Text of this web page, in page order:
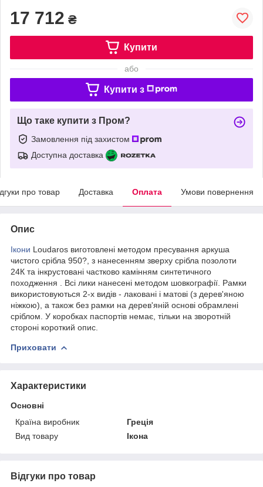
17 712 ₴
Купити
або
Купити з
Що таке купити з Пром?
Замовлення під захистом
Доступна доставка
про товар Доставка Оплата Умови повернення
Опис
Ікони Loudaros виготовлені методом пресування аркуша
чистого срібла 950?, з нанесенням зверху срібла позолоти
24К та інкрустовані частково камінням синтетичного
походження . Всі лики нанесені методом шовкографії. Рамки
використовуються 2-х видів - лаковані і матові (з дерев'яною
ніжкою), а також без рамки на дерев'яній основі обрамлені
сріблом. У коробках паспортів немає, тільки на зворотній
стороні короткий опис.
Приховати
Характеристики
Основні
Країна виробник
Греція
Вид товару
Ікона
Відгуки про товар